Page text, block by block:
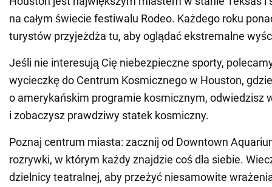
na całym świecie festiwalu Rodeo. Każdego roku
turystów przyjeżdża tu, aby oglądać ekstremalne
Jeśli nie interesują Cię niebezpieczne sporty,
wycieczkę do Centrum Kosmicznego w Houston,
o amerykańskim programie kosmicznym, odwiedzisz
i zobaczysz prawdziwy statek kosmiczny.
Poznaj centrum miasta: zacznij od Downtown
rozrywki, w którym każdy znajdzie coś dla siebie.
dzielnicy teatralnej, aby przeżyć niesamowite